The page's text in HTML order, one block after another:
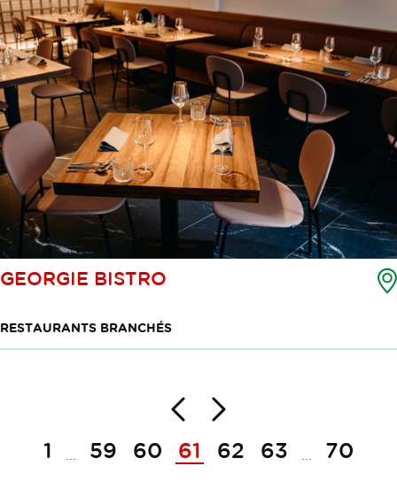
GEORGIE BISTRO
RESTAURANTS BRANCHÉS
DosSuivante
1
59 60 61 62 63 70